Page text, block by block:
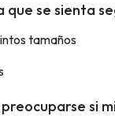
se sienta
tamaños
si